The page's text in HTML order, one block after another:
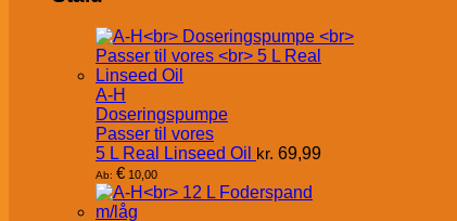
A-H
Doseringspumpe
Passer til vores
5 L Real Linseed Oil kr. 69,99
Ab: € 10,00